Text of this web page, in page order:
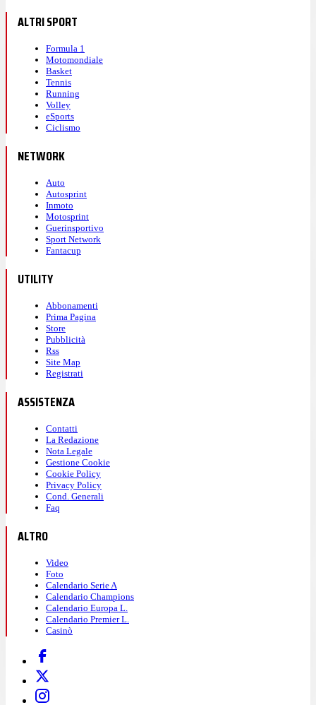
ALTRI SPORT
Formula 1
Motomondiale
Basket
Tennis
Running
Volley
eSports
Ciclismo
NETWORK
Auto
Autosprint
Inmoto
Motosprint
Guerinsportivo
Sport Network
Fantacup
UTILITY
Abbonamenti
Prima Pagina
Store
Pubblicità
Rss
Site Map
Registrati
ASSISTENZA
Contatti
La Redazione
Nota Legale
Gestione Cookie
Cookie Policy
Privacy Policy
Cond. Generali
Faq
ALTRO
Video
Foto
Calendario Serie A
Calendario Champions
Calendario Europa L.
Calendario Premier L.
Casinò